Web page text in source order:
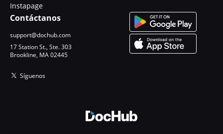
Instapage
Contáctanos
support@dochub.com
17 Station St., Ste. 303
Brookline, MA 02445
Síguenos